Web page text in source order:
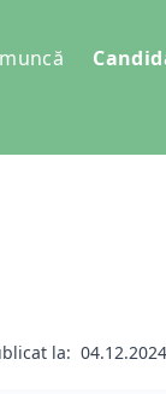
la: 04.12.2024